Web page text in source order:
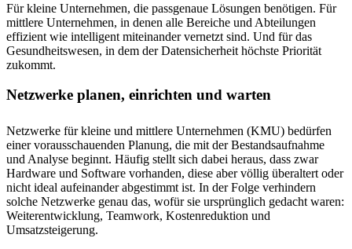
Für kleine Unternehmen, die passgenaue Lösungen benötigen. Für
mittlere Unternehmen, in denen alle Bereiche und Abteilungen
effizient wie intelligent miteinander vernetzt sind. Und für das
Gesundheitswesen, in dem der Datensicherheit höchste Priorität
zukommt.
Netzwerke planen, einrichten und warten
Netzwerke für kleine und mittlere Unternehmen (KMU) bedürfen
einer vorausschauenden Planung, die mit der Bestandsaufnahme
und Analyse beginnt. Häufig stellt sich dabei heraus, dass zwar
Hardware und Software vorhanden, diese aber völlig überaltert oder
nicht ideal aufeinander abgestimmt ist. In der Folge verhindern
solche Netzwerke genau das, wofür sie ursprünglich gedacht waren:
Weiterentwicklung, Teamwork, Kostenreduktion und
Umsatzsteigerung.